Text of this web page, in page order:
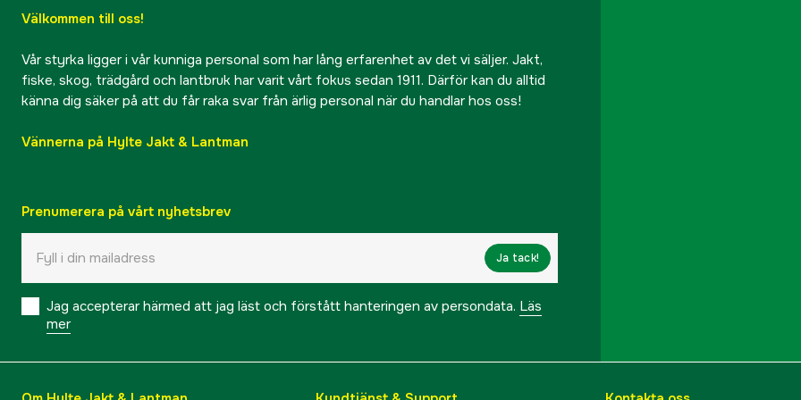
Välkommen till oss!
Vår styrka ligger i vår kunniga personal som har lång erfarenhet av det vi säljer. Jakt,
fiske, skog, trädgård och lantbruk har varit vårt fokus sedan 1911. Därför kan du alltid
känna dig säker på att du får raka svar från ärlig personal när du handlar hos oss!
Vännerna på Hylte Jakt & Lantman
Prenumerera på vårt nyhetsbrev
Ja tack!
Jag accepterar härmed att jag läst och förstått hanteringen av persondata. Läs
mer